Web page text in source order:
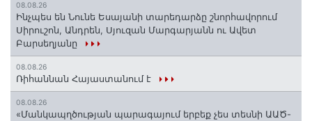
08.08.26
Ինչպես են Նունե Եսայանի տարեդարձը շնորհավորում
Սիրուշոն, Անդրեն, Սյուզան Մարգարյանն ու Ավետ
Բարսեղյանը
08.08.26
Ռիհաննան Հայաստանում է
08.08.26
«Մանկապղծության պարագայում երբեք չես տեսնի ԱԱԾ-